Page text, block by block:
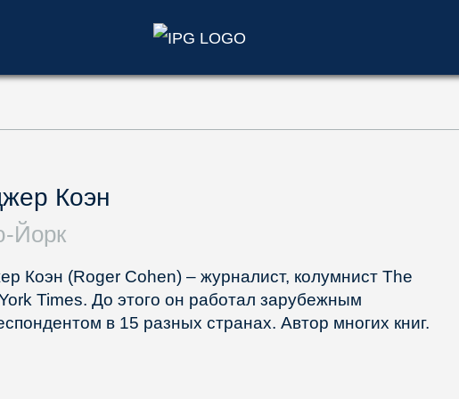
Коэн
Йорк
Коэн (Roger Cohen) – журналист, колумнист The
Times. До этого он работал зарубежным
в 15 разных странах. Автор многих книг.